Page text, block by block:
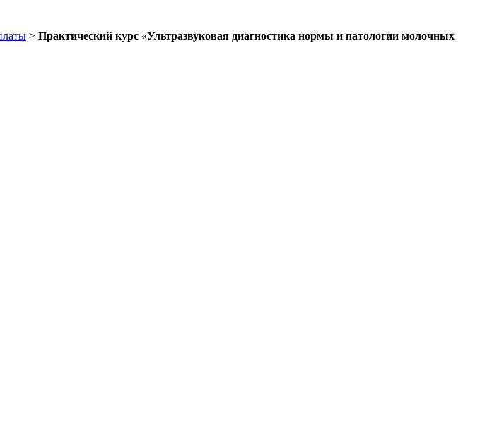
> Практический курс «Ультразвуковая диагностика нормы и патологии молочных